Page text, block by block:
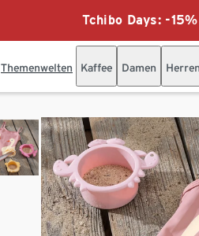
Tchibo Days: -
Themenwelten Kaffee Damen Herren